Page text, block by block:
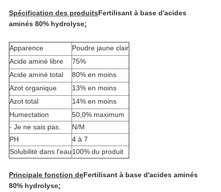
Spécification des produitsFertilisant à base d'acides
aminés 80% hydrolyse:
Apparence
Poudre jaune clair
Acide aminé libre
75%
Acide aminé total
80% en moins
Azot organique
13% en moins
Azot total
14% en moins
Humectation
50,0% maximum
- Je ne sais pas.
N/M
PH
4 à 7
Solubilité dans l'eau100% du produit
Principale fonction deFertilisant à base d'acides aminés
80% hydrolyse: